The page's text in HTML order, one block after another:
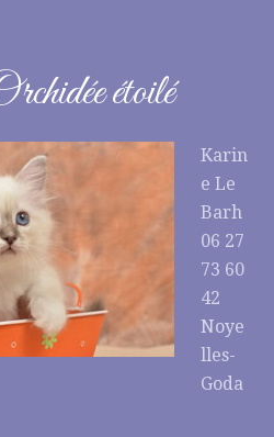
étoilé
Karin
e Le
Barh
06 27
73 60
42
Noye
lles-
Goda